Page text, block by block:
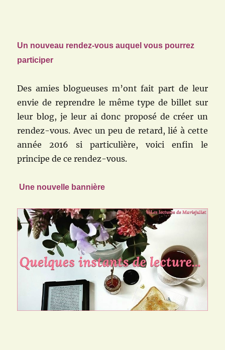
Un nouveau rendez-vous auquel vous pourrez
participer
Des amies blogueuses m’ont fait part de leur
envie de reprendre le même type de billet sur
leur blog, je leur ai donc proposé de créer un
rendez-vous. Avec un peu de retard, lié à cette
année 2016 si particulière, voici enfin le
principe de ce rendez-vous.
Une nouvelle bannière